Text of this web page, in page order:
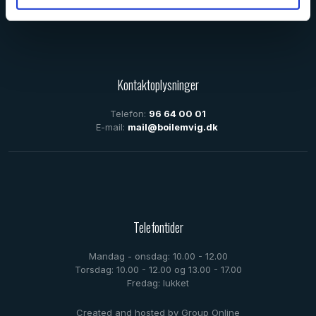
Kontaktoplysninger
Telefon: 96 64 00 01
E-mail: mail@boilemvig.dk
Telefontider
Mandag - onsdag: 10.00 - 12.00
Torsdag: 10.00 - 12.00 og 13.00 - 17.00
Fredag: lukket
Created and hosted by Group Online